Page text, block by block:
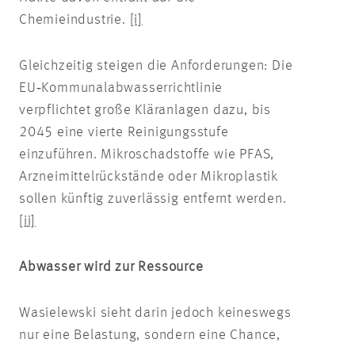
Chemieindustrie.
[i]
Gleichzeitig steigen die Anforderungen: Die
EU‑Kommunalabwasserrichtlinie
verpflichtet große Kläranlagen dazu, bis
2045 eine vierte Reinigungsstufe
einzuführen. Mikroschadstoffe wie PFAS,
Arzneimittelrückstände oder Mikroplastik
sollen künftig zuverlässig entfernt werden.
[ii]
Abwasser wird zur Ressource
Wasielewski sieht darin jedoch keineswegs
nur eine Belastung, sondern eine Chance,